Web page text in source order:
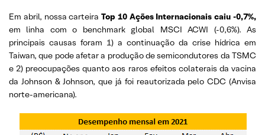
Em abril, nossa carteira Top 10 Ações Internacionais caiu -0,7%,
em linha com o benchmark global MSCI ACWI (-0,6%). As
principais causas foram 1) a continuação da crise hídrica em
Taiwan, que pode afetar a produção de semicondutores da TSMC
e 2) preocupações quanto aos raros efeitos colaterais da vacina
da Johnson & Johnson, que já foi reautorizada pelo CDC (Anvisa
norte-americana).